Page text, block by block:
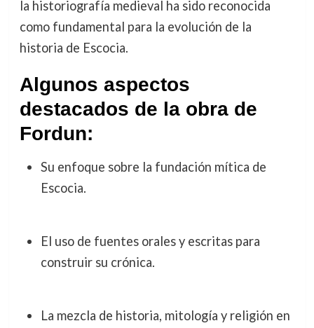
la historiografía medieval ha sido reconocida
como fundamental para la evolución de la
historia de Escocia.
Algunos aspectos
destacados de la obra de
Fordun:
Su enfoque sobre la fundación mítica de
Escocia.
El uso de fuentes orales y escritas para
construir su crónica.
La mezcla de historia, mitología y religión en